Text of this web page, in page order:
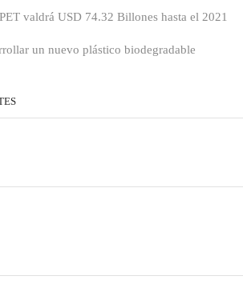
valdrá USD 74.32 Billones hasta el 2021
un nuevo plástico biodegradable